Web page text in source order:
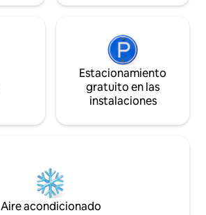
Estacionamiento
gratuito en las
instalaciones
Aire acondicionado